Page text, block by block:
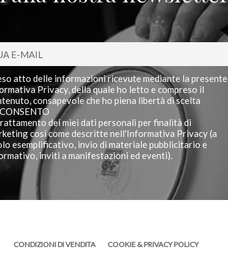
atto delle informazioni ricevute mediante la presente
Privacy, della quale ho letto e compreso il
consapevole che ho piena libertà di scelta
dei miei dati personali per finalità di
così come descritte nell'Informativa Privacy (a
esemplificativo, invio di materiale pubblicitario e
inviti a manifestazioni ed eventi).
CONDIZIONI DI VENDITA COOKIE & PRIVACY POLICY